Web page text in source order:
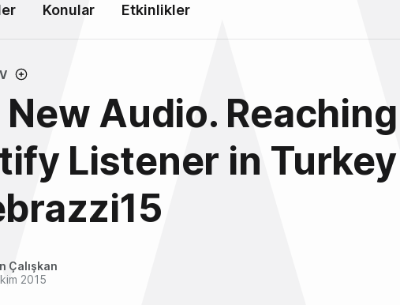
Konular Etkinlikler
Audio.
Listener in Turkey
Çalışkan
2015